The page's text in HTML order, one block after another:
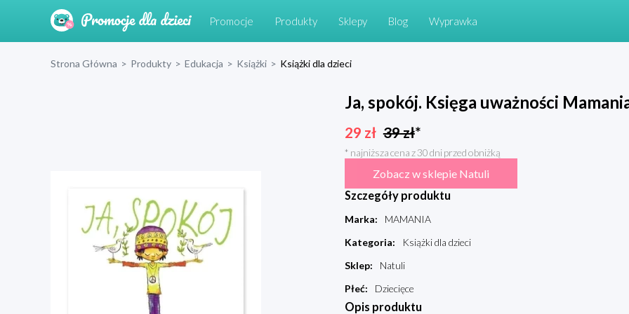
Promocje Produkty Sklepy Blog Wyprawka
Strona Główna > Produkty > Edukacja > Książki > Książki dla dzieci
Ja, spokój. Księga uważności
29 zł 39zł*
* najniższa cena z 30 dni przed obniżką
Zobacz w sklepie Natuli
Szczegóły produktu
Marka:
MAMANIA
Kategoria:
Książki dla dzieci
Sklep:
Natuli
Płeć: Dziecięce
Opis produktu